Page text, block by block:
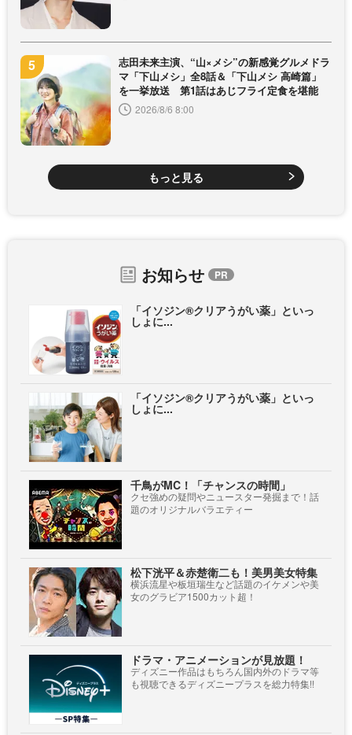
志田未来主演、“山×メシ”の新感覚グルメドラ
マ「下山メシ」全8話＆「下山メシ 高崎篇」
を一挙放送 第1話はあじフライ定食を堪能
2026/8/6 8:00
もっと見る
お知らせ
「イソジン®クリアうがい薬」といっ
しょに...
「イソジン®クリアうがい薬」といっ
しょに...
千鳥がMC！「チャンスの時間」
クセ強めの疑問やニュースター発掘まで！話
題のオリジナルバラエティー
松下洸平＆赤楚衛二も！美男美女特集
横浜流星や板垣瑞生など話題のイケメンや美
女のグラビア1500カット超！
ドラマ・アニメーションが見放題！
ディズニー作品はもちろん国内外のドラマ等
も視聴できるディズニープラスを総力特集!!